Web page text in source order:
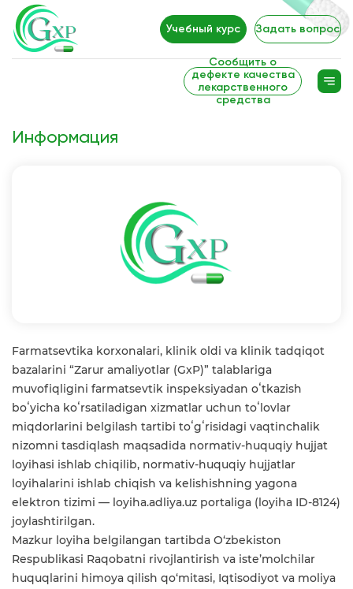
Учебный курс Задать вопрос
Сообщить о
дефекте качества
лекарственного
средства
Информация
Farmatsevtika korxonalari, klinik oldi va klinik tadqiqot
bazalarini “Zarur amaliyotlar (GxP)” talablariga
muvofiqligini farmatsevtik inspeksiyadan oʻtkazish
boʻyicha koʻrsatiladigan xizmatlar uchun toʻlovlar
miqdorlarini belgilash tartibi toʻgʻrisidagi vaqtinchalik
nizomni tasdiqlash maqsadida normativ-huquqiy hujjat
loyihasi ishlab chiqilib, normativ-huquqiy hujjatlar
loyihalarini ishlab chiqish va kelishishning yagona
elektron tizimi — loyiha.adliya.uz portaliga (loyiha ID-8124)
joylashtirilgan.
Mazkur loyiha belgilangan tartibda O‘zbekiston
Respublikasi Raqobatni rivojlantirish va iste’molchilar
huquqlarini himoya qilish qo‘mitasi, Iqtisodiyot va moliya